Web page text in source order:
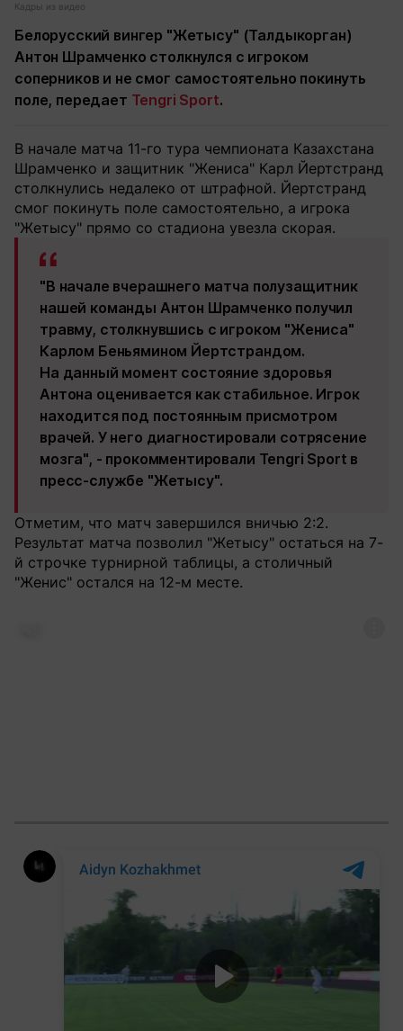
Кадры из видео
Белорусский вингер "Жетысу" (Талдыкорган)
Антон Шрамченко столкнулся с игроком
соперников и не смог самостоятельно покинуть
поле, передает Tengri Sport.
В начале матча 11-го тура чемпионата Казахстана
Шрамченко и защитник "Жениса" Карл Йертстранд
столкнулись недалеко от штрафной. Йертстранд
смог покинуть поле самостоятельно, а игрока
"Жетысу" прямо со стадиона увезла скорая.
"В начале вчерашнего матча полузащитник
нашей команды Антон Шрамченко получил
травму, столкнувшись с игроком "Жениса"
Карлом Беньямином Йертстрандом.
На данный момент состояние здоровья
Антона оценивается как стабильное. Игрок
находится под постоянным присмотром
врачей. У него диагностировали сотрясение
мозга", - прокомментировали Tengri Sport в
пресс-службе "Жетысу".
Отметим, что матч завершился вничью 2:2.
Результат матча позволил "Жетысу" остаться на 7-
й строчке турнирной таблицы, а столичный
"Женис" остался на 12-м месте.